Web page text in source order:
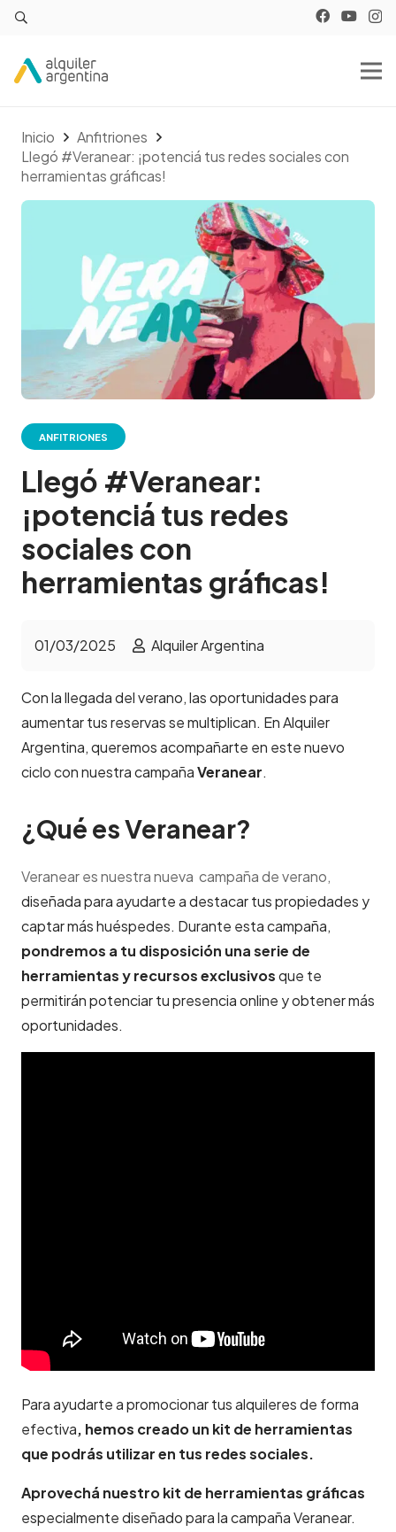
Inicio
Anfitriones
Llegó #Veranear: ¡potenciá tus redes sociales con
herramientas gráficas!
ANFITRIONES
Llegó #Veranear:
¡potenciá tus redes
sociales con
herramientas gráficas!
01/03/2025 Alquiler Argentina
Con la llegada del verano, las oportunidades para
aumentar tus reservas se multiplican. En Alquiler
Argentina, queremos acompañarte en este nuevo
ciclo con nuestra campañaVeranear.
¿Qué es Veranear?
Veranear es nuestra nueva campaña de verano,
diseñada para ayudarte a destacar tus propiedades y
captar más huéspedes. Durante esta campaña,
pondremos a tu disposición una serie de
herramientas y recursos exclusivosque te
permitirán potenciar tu presencia online y obtener más
oportunidades.
Para ayudarte a promocionar tus alquileres de forma
efectiva, hemos creado un kit de herramientas
que podrás utilizar en tus redes sociales.
Aprovechá nuestro kit de herramientas gráficas
especialmente diseñado para la campaña Veranear.